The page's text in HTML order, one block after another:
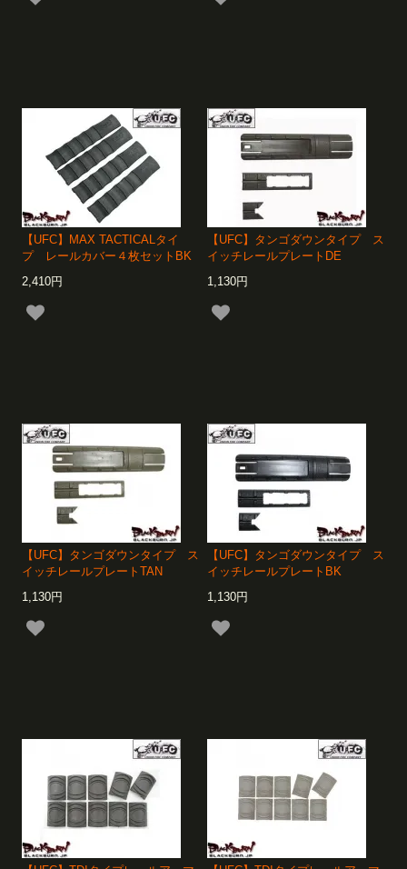
【UFC】MAX TACTICALタイ
プ レールカバー４枚セットBK
2,410円
【UFC】タンゴダウンタイプ ス
イッチレールプレートDE
1,130円
【UFC】タンゴダウンタイプ ス
イッチレールプレートTAN
1,130円
【UFC】タンゴダウンタイプ ス
イッチレールプレートBK
1,130円